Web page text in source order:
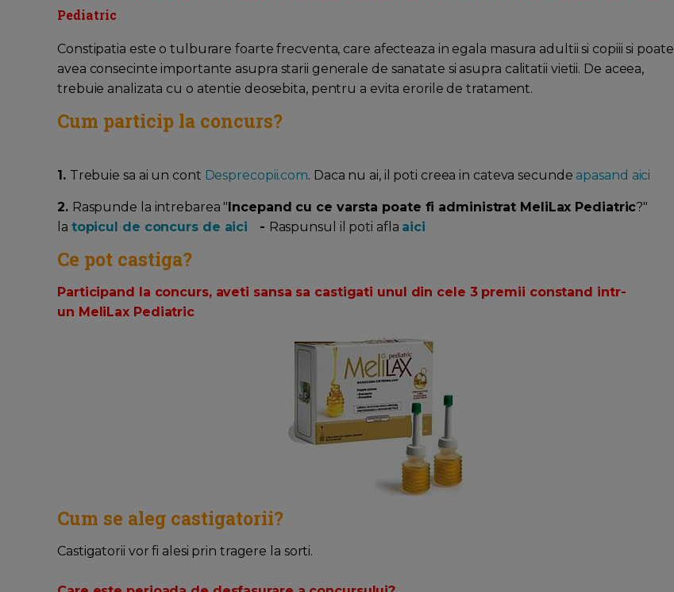
Pediatric
Constipatia este o tulburare foarte frecventa, care afecteaza in egala masura adultii si copiii si poate
avea consecinte importante asupra starii generale de sanatate si asupra calitatii vietii. De aceea,
trebuie analizata cu o atentie deosebita, pentru a evita erorile de tratament.
Cum particip la concurs?
1. Trebuie sa ai un cont Desprecopii.com. Daca nu ai, il poti creea in cateva secunde apasand aici
2. Raspunde la intrebarea " Incepand cu ce varsta poate fi administrat MeliLax Pediatric?"
la topicul de concurs de aici - Raspunsul il poti afla aici
Ce pot castiga?
Participand la concurs, aveti sansa sa castigati unul din cele 3 premii constand intr-
un MeliLax Pediatric
Cum se aleg castigatorii?
Castigatorii vor fi alesi prin tragere la sorti.